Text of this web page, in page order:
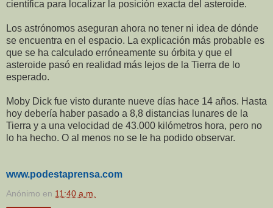
científica para localizar la posición exacta del asteroide.
Los astrónomos aseguran ahora no tener ni idea de dónde
se encuentra en el espacio. La explicación más probable es
que se ha calculado erróneamente su órbita y que el
asteroide pasó en realidad más lejos de la Tierra de lo
esperado.
Moby Dick fue visto durante nueve días hace 14 años. Hasta
hoy debería haber pasado a 8,8 distancias lunares de la
Tierra y a una velocidad de 43.000 kilómetros hora, pero no
lo ha hecho. O al menos no se le ha podido observar.
www.podestaprensa.com
Anónimo en 11:40 a.m.